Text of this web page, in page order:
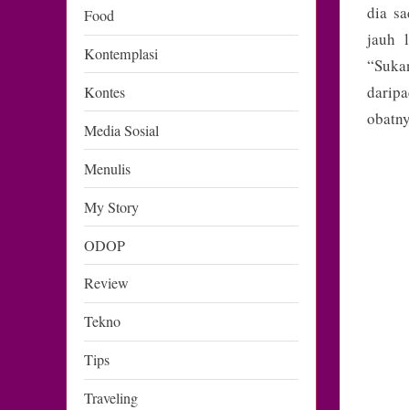
dia
jauh
Food
Kontemplasi
Kontes
Media Sosial
Menulis
My Story
ODOP
Review
Tekno
Tips
Traveling